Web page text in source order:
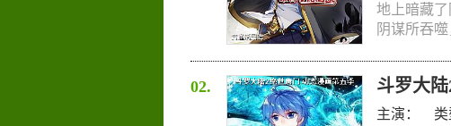
地上暗藏
阴谋所吞
02. 斗罗大
主演： 类